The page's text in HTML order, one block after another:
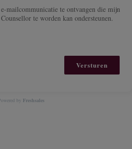
mailcommunicatie te ontvangen die mijn
te worden kan ondersteunen.
Versturen
by Freshsales